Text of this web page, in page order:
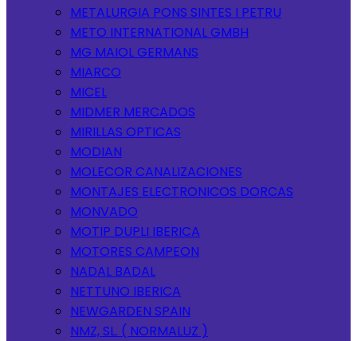
METALURGIA PONS SINTES I PETRU
METO INTERNATIONAL GMBH
MG MAIOL GERMANS
MIARCO
MICEL
MIDMER MERCADOS
MIRILLAS OPTICAS
MODIAN
MOLECOR CANALIZACIONES
MONTAJES ELECTRONICOS DORCAS
MONVADO
MOTIP DUPLI IBERICA
MOTORES CAMPEON
NADAL BADAL
NETTUNO IBERICA
NEWGARDEN SPAIN
NMZ, SL. ( NORMALUZ )